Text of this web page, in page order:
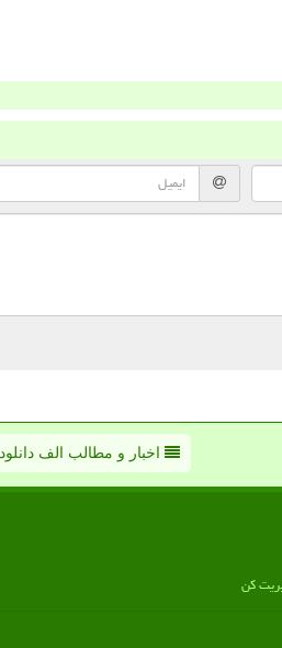
اخبار و مطالب الف دانلود
کن